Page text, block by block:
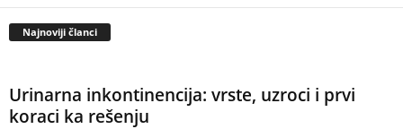
Najnoviji članci
Urinarna inkontinencija: vrste, uzroci i prvi
koraci ka rešenju